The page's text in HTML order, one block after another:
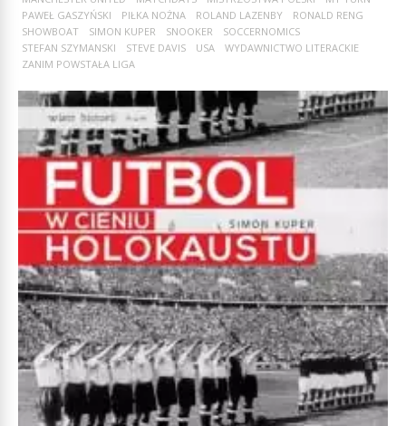
PAWEŁ GASZYŃSKI
PIŁKA NOŻNA ROLAND LAZENBY
RONALD RENG
SHOWBOAT
SIMON KUPER SNOOKER
SOCCERNOMICS
STEFAN SZYMANSKI
STEVE DAVIS USA
WYDAWNICTWO LITERACKIE
ZANIM POWSTAŁA LIGA